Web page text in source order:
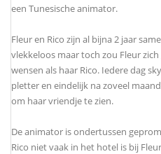
een Tunesische animator.
Fleur en Rico zijn al bijna 2 jaar
vlekkeloos maar toch zou Fleur
wensen als haar Rico. Iedere dag
pletter en eindelijk na zoveel
om haar vriendje te zien.
De animator is ondertussen
Rico niet vaak in het hotel is bij